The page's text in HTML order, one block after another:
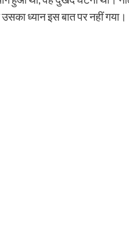
ध्यान इस बात पर नहीं गया।